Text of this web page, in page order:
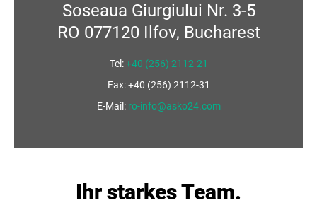
Soseaua Giurgiului Nr. 3-5
RO 077120 Ilfov, Bucharest
Tel:+40 (256) 2112-21
Fax: +40 (256) 2112-31
E-Mail: ro-info@asko24.com
Ihr starkes Team.